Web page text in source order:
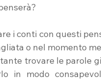
i conti con questi
o nel momento
trovare le parole
in modo